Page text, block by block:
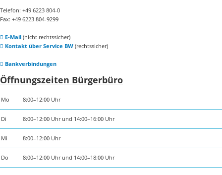
Telefon: +49 6223 804-0
Fax: +49 6223 804-9299
E-Mail(nicht rechtssicher)
Kontakt über Service BW(rechtssicher)
Bankverbindungen
Öffnungszeiten Bürgerbüro
Mo 8:00–12:00 Uhr
Di 8:00–12:00 Uhr und 14:00–16:00 Uhr
Mi 8:00–12:00 Uhr
Do 8:00–12:00 Uhr und 14:00–18:00 Uhr